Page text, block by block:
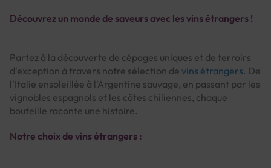
Découvrez un monde de saveurs avec les vins étrangers !
Partez à la découverte de cépages uniques et de terroirs
d'exception à travers notre sélection de vins étrangers. De
l'Italie ensoleillée à l'Argentine sauvage, en passant par les
vignobles espagnols et les côtes chiliennes, chaque
bouteille raconte une histoire.
Notre choix de vins étrangers :